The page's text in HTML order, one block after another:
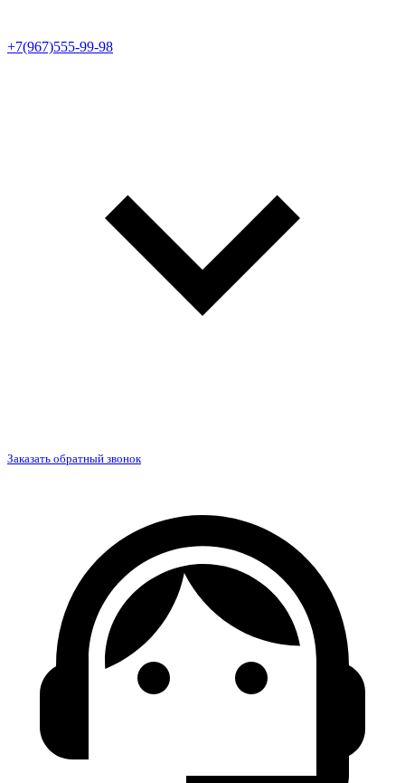
+7(967)555-99-98
Заказать обратный звонок